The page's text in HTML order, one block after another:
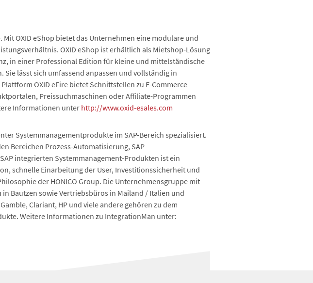
OXID eShop bietet das Unternehmen eine modulare und
OXID eShop ist erhältlich als Mietshop-Lösung
in einer Professional Edition für kleine und mittelständische
lässt sich umfassend anpassen und vollständig in
OXID eFire bietet Schnittstellen zu E-Commerce
Preissuchmaschinen oder Affiliate-Programmen
Informationen unter http://www.oxid-esales.com
Systemmanagementprodukte im SAP-Bereich spezialisiert.
Bereichen Prozess-Automatisierung, SAP
integrierten Systemmanagement-Produkten ist ein
schnelle Einarbeitung der User, Investitionssicherheit und
der HONICO Group. Die Unternehmensgruppe mit
Bautzen sowie Vertriebsbüros in Mailand / Italien und
Clariant, HP und viele andere gehören zu dem
Weitere Informationen zu IntegrationMan unter: